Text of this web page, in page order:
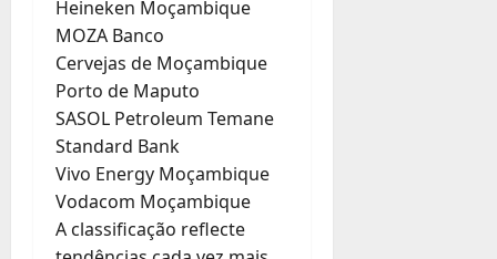
Heineken Moçambique
MOZA Banco
Cervejas de Moçambique
Porto de Maputo
SASOL Petroleum Temane
Standard Bank
Vivo Energy Moçambique
Vodacom Moçambique
A classificação reflecte